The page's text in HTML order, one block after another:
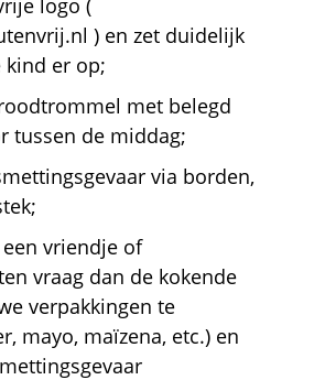
logo (
) en zet duidelijk
kind er op;
met belegd
tussen de middag;
via borden,
vriendje of
vraag dan de kokende
verpakkingen te
mayo, maïzena, etc.) en